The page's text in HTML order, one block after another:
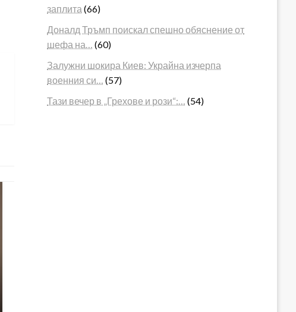
заплита (66)
Доналд Тръмп поискал спешно обяснение от
шефа на…
(60)
Залужни шокира Киев: Украйна изчерпа
военния си…
(57)
Тази вечер в „Грехове и рози“:…
(54)